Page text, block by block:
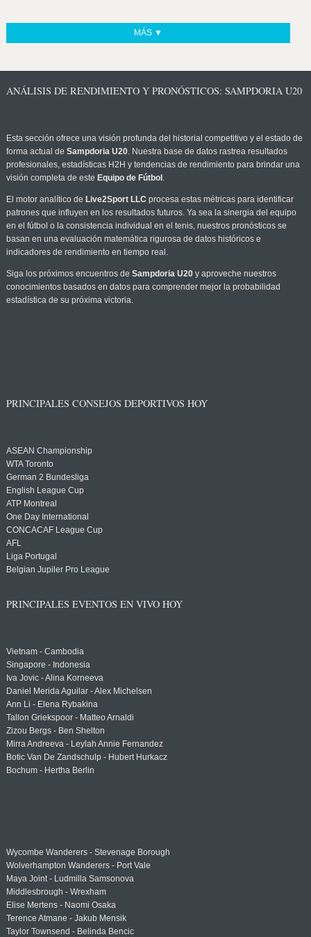
MÁS ▼
ANÁLISIS DE RENDIMIENTO Y PRONÓSTICOS: SAMPDORIA U20
Esta sección ofrece una visión profunda del historial competitivo y el estado de
forma actual de Sampdoria U20. Nuestra base de datos rastrea resultados
profesionales, estadísticas H2H y tendencias de rendimiento para brindar una
visión completa de este Equipo de Fútbol .
El motor analítico de Live2Sport LLC procesa estas métricas para identificar
patrones que influyen en los resultados futuros. Ya sea la sinergia del equipo
en el fútbol o la consistencia individual en el tenis, nuestros pronósticos se
basan en una evaluación matemática rigurosa de datos históricos e
indicadores de rendimiento en tiempo real.
Siga los próximos encuentros de Sampdoria U20y aproveche nuestros
conocimientos basados en datos para comprender mejor la probabilidad
estadística de su próxima victoria.
PRINCIPALES CONSEJOS DEPORTIVOS HOY
ASEAN Championship
WTA Toronto
German 2 Bundesliga
English League Cup
ATP Montreal
One Day International
CONCACAF League Cup
AFL
Liga Portugal
Belgian Jupiler Pro League
PRINCIPALES EVENTOS EN VIVO HOY
Vietnam - Cambodia
Singapore - Indonesia
Iva Jovic - Alina Korneeva
Daniel Merida Aguilar - Alex Michelsen
Ann Li - Elena Rybakina
Tallon Griekspoor - Matteo Arnaldi
Zizou Bergs - Ben Shelton
Mirra Andreeva - Leylah Annie Fernandez
Botic Van De Zandschulp - Hubert Hurkacz
Bochum - Hertha Berlin
Wycombe Wanderers - Stevenage Borough
Wolverhampton Wanderers - Port Vale
Maya Joint - Ludmilla Samsonova
Middlesbrough - Wrexham
Elise Mertens - Naomi Osaka
Terence Atmane - Jakub Mensik
Taylor Townsend - Belinda Bencic